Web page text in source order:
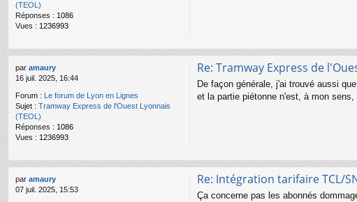
(TEOL)
Réponses : 1086
Vues : 1236993
par amaury
16 juil. 2025, 16:44
Forum : Le forum de Lyon en Lignes
Sujet : Tramway Express de l'Ouest Lyonnais
(TEOL)
Réponses : 1086
Vues : 1236993
Re: Tramway Express de
De façon générale, j'ai trouvé aussi
et la partie piétonne n'est, à mon
par amaury
07 juil. 2025, 15:53
Re: Intégration tarifaire TCL/
Ça concerne pas les abonnés